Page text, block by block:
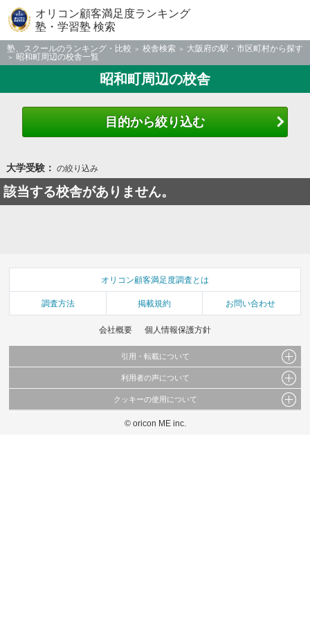
オリコン顧客満足度ランキング
塾・学習塾 検索
塾、スクールのランキング・比較 校舎検索
大阪府の駅・市区町村から探す
昭和町周辺の校舎一覧
昭和町周辺の校舎
目的から絞り込む
大学受験： の絞り込み
該当する校舎がありません。
オリコン顧客満足度調査とは
調査方法 掲載規約 お問い合わせ
会社概要 個人情報保護方針
引用・転載について
当サイトで公開されている情報（文字、写真、イラスト、画像データ等）及びこれらの配
これらの情報を権利者の許可なく無断転載・複製などの二次利用を行うことは固く禁じて
利用者の声について
当サイトに掲載している内容はすべてサービスの利用者が提出された見解・感想です。
弊社の見解・ 意見ではないことをご理解いただいた上でご覧ください。
クッキーの使用について
このサイトでは Cookie を使用して、ユーザーに合わせたコンテンツや広告の表示、ソー
© oricon ME inc.